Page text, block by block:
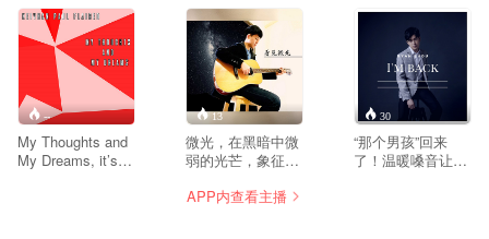
--
My Thoughts and
My Dreams, it’s
13
微光，在黑暗中微
弱的光芒，象征着
象征看见希望，是
30
“那个男孩”回来
了！温暖嗓音让你
APP内查看主播